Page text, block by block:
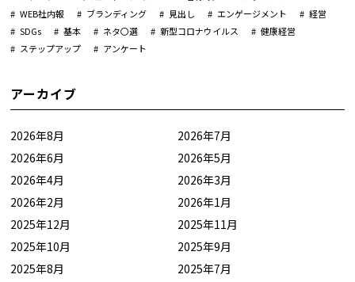
WEB社内報
ブランディング 見出し エンゲージメント
経営
SDGs
基本 ネタ〇選 新型コロナウイルス
健康経営
ステップアップ
アンケート
アーカイブ
2026年8月
2026年7月
2026年6月
2026年5月
2026年4月
2026年3月
2026年2月
2026年1月
2025年12月
2025年11月
2025年10月
2025年9月
2025年8月
2025年7月